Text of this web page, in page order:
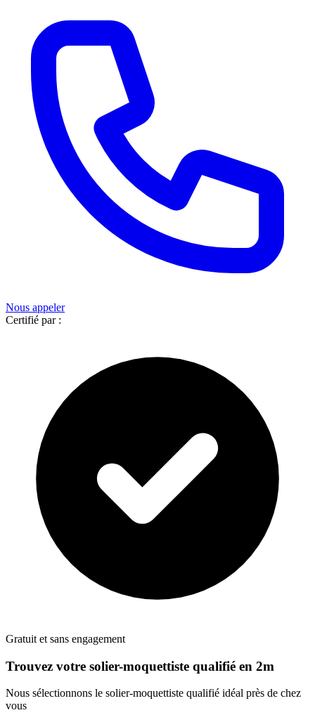
Nous appeler
Certifié par :
Gratuit et sans engagement
Trouvez votre solier-moquettiste qualifié en 2m
Nous sélectionnons le solier-moquettiste qualifié idéal près de chez
vous